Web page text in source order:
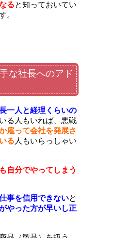
ると知っておいてい
。
な社長へのアド
一人と経理くらいの
る人もいれば、悪戦
雇って会社を発展さ
る 人もいらっしゃい
自分でやってしまう
事を信用できないと
やった方が早いし正